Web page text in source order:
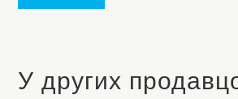
У других